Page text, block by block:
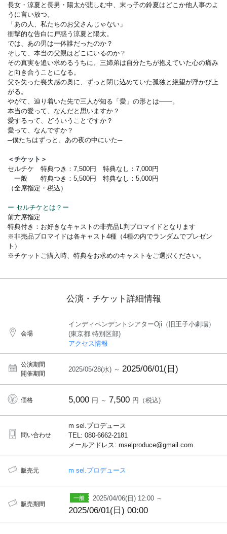
長女・涼夏と長男・陽太が悲しむ中、末っ子の鈴夏はどこか他人事のよ
うに言い放つ。
「あの人、私たちのお父さんじゃない」
衝撃的な告白に戸惑う涼夏と陽太。
では、あの男は一体誰だったのか？
そして、本当の父親はどこにいるのか？
その真実を追い求めるうちに、三姉弟は自分たちが抱えていた心の痛み
と向き合うことになる。
父を失った喪失感の奥に、ずっと閉じ込めていた孤独と絶望が浮かび上
がる。
やがて、辿り着いた先で三人が知る「愛」の形とは――。
本当の愛って、なんだと思いますか？
愛するって、どういうことですか？
愛って、なんですか？
─僕たちはずっと、あの夜の中にいた─
＜チケット＞
セルチケ 特典つき：7,500円 特典なし：7,000円
一般 特典つき：5,500円 特典なし：5,000円
（全席指定・税込）
ー セルチケとは？ー
前方席指定
特典付き：お好きなキャストの非売品L判ブロマイドとなります
※非売品ブロマイドは各キャスト4種（4種の内でランダムでプレゼン
ト）
※チケットご購入時、特典をお求めのキャストをご選択ください。
公演・チケット詳細情報
会場
インディペンデントシアターOji（旧王子小劇場）
(東京都 特別区部)
アクセス情報
公演期間
開催期間
2025/05/28(水) ～ 2025/06/01(日)
価格 5,000 円 ～ 7,500 円（税込)
問い合わせ
m sel.プロデュース
TEL: 080-6662-2181
メールアドレス: mselproduce@gmail.com
販売元 m sel.プロデュース
販売期間
2025/04/06(日) 12:00 ～
2025/06/01(日) 00:00